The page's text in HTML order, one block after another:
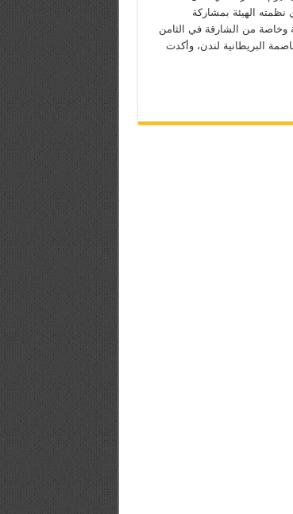
نظمته الهيئة بمشاركة
من الشارقة في الثامن
في العاصمة البريطانية لندن، وأكدت